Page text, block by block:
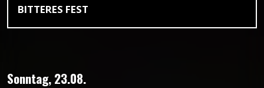
BITTERES FEST
Sonntag, 23.08.